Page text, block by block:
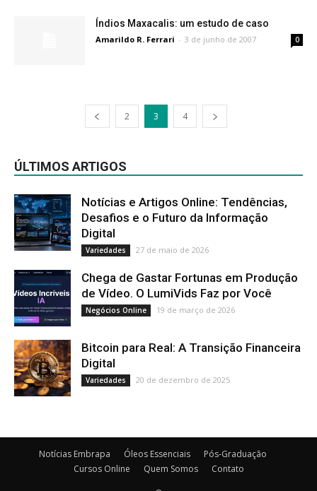
Índios Maxacalis: um estudo de caso
Amarildo R. Ferrari - 3 de junho de 2007 0
2 3 4
ÚLTIMOS ARTIGOS
Notícias e Artigos Online: Tendências,
Desafios e o Futuro da Informação
Digital
Variedades 27 de maio de 2026
Chega de Gastar Fortunas em Produção
de Vídeo. O LumiVids Faz por Você
Negócios Online 19 de março de 2026
Bitcoin para Real: A Transição Financeira
Digital
Variedades 20 de dezembro de 2025
Notícias Embrapa Óleos Essenciais
Pós-Graduação
Cursos Online
Quem Somos Contato